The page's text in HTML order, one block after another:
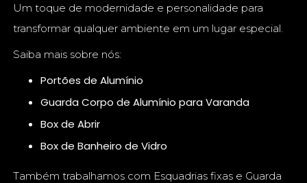
Um toque de modernidade e personalidade para
transformar qualquer ambiente em um lugar especial.
Saiba mais sobre nós:
Portões de Alumínio
Guarda Corpo de Alumínio para Varanda
Box de Abrir
Box de Banheiro de Vidro
Também trabalhamos com Esquadrias fixas e Guarda